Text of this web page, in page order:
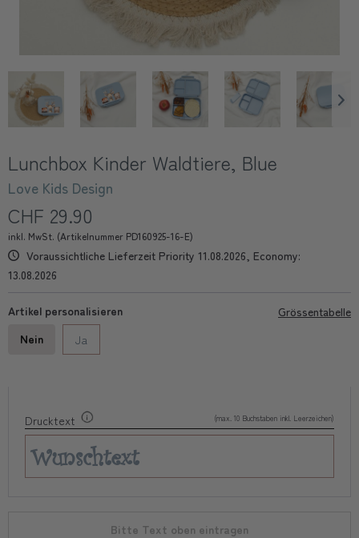
Lunchbox Kinder Waldtiere, Blue
Love Kids Design
CHF 29.90
inkl. MwSt. (Artikelnummer PD160925-16-E)
Voraussichtliche Lieferzeit Priority 11.08.2026, Economy:
13.08.2026
Grössentabelle
Artikel personalisieren
Nein
Ja
Drucktext (max. 10 Buchstaben inkl. Leerzeichen)
Bitte Text oben eintragen